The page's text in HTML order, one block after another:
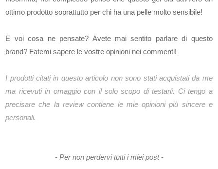
ottimo prodotto soprattutto per chi ha una pelle molto sensibile!
E voi cosa ne pensate? Avete mai sentito parlare di questo
brand? Fatemi sapere le vostre opinioni nei commenti!
I prodotti citati in questo articolo non sono stati acquistati da me
ma ricevuti in omaggio con il solo scopo di testarli. Ci tengo a
precisare che la review contiene le mie opinioni più sincere e
personali.
- Per non perdervi tutti i miei post-